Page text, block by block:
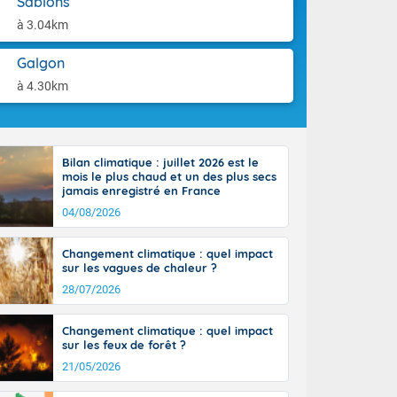
à 3.04km
Galgon
à 4.30km
l'après-
14
il fait
30 à 35
Bilan climatique : juillet 2026 est le
mois le plus chaud et un des plus secs
jamais enregistré en France
04/08/2026
Changement climatique : quel impact
sur les vagues de chaleur ?
28/07/2026
Changement climatique : quel impact
sur les feux de forêt ?
21/05/2026